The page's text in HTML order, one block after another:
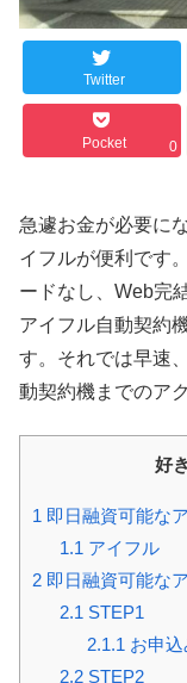
Twitter
Pocket 0
急遽お金が必要に
イフルが便利です
ードなし、Web完
アイフル自動契約
す。それでは早速
動契約機までのア
好
1 即日融資可能な
1.1 アイフル
2 即日融資可能な
2.1 STEP1
2.1.1 お申込
2.2STEP2